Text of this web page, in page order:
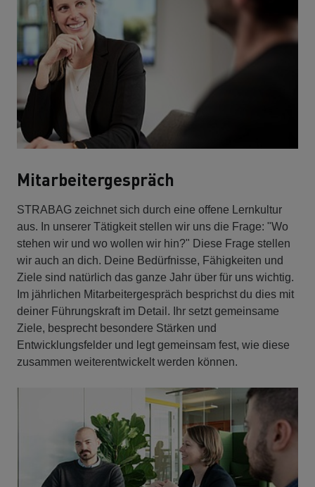
Mitarbeitergespräch
STRABAG zeichnet sich durch eine offene Lernkultur
aus. In unserer Tätigkeit stellen wir uns die Frage: "Wo
stehen wir und wo wollen wir hin?" Diese Frage stellen
wir auch an dich. Deine Bedürfnisse, Fähigkeiten und
Ziele sind natürlich das ganze Jahr über für uns wichtig.
Im jährlichen Mitarbeitergespräch besprichst du dies mit
deiner Führungskraft im Detail. Ihr setzt gemeinsame
Ziele, besprecht besondere Stärken und
Entwicklungsfelder und legt gemeinsam fest, wie diese
zusammen weiterentwickelt werden können.